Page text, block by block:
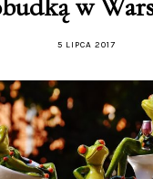
5 LIPCA 2017